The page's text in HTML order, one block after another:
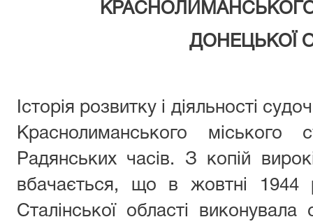
ДОНЕЦЬКОЇ
Історія розвитку і діяльності
Краснолиманського
Радянських часів. З копій
вбачається, що в жовтні
Сталінської області виконувала